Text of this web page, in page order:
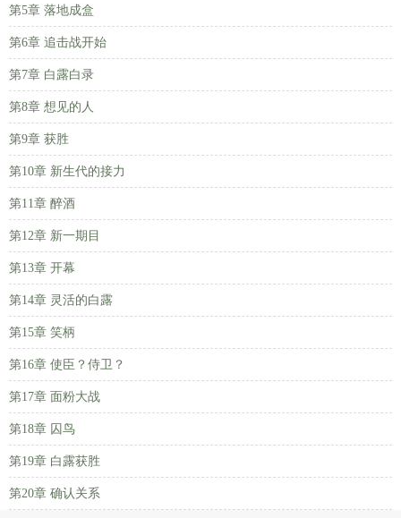
第5章 落地成盒
第6章 追击战开始
第7章 白露白录
第8章 想见的人
第9章 获胜
第10章 新生代的接力
第11章 醉酒
第12章 新一期目
第13章 开幕
第14章 灵活的白露
第15章 笑柄
第16章 使臣？侍卫？
第17章 面粉大战
第18章 囚鸟
第19章 白露获胜
第20章 确认关系